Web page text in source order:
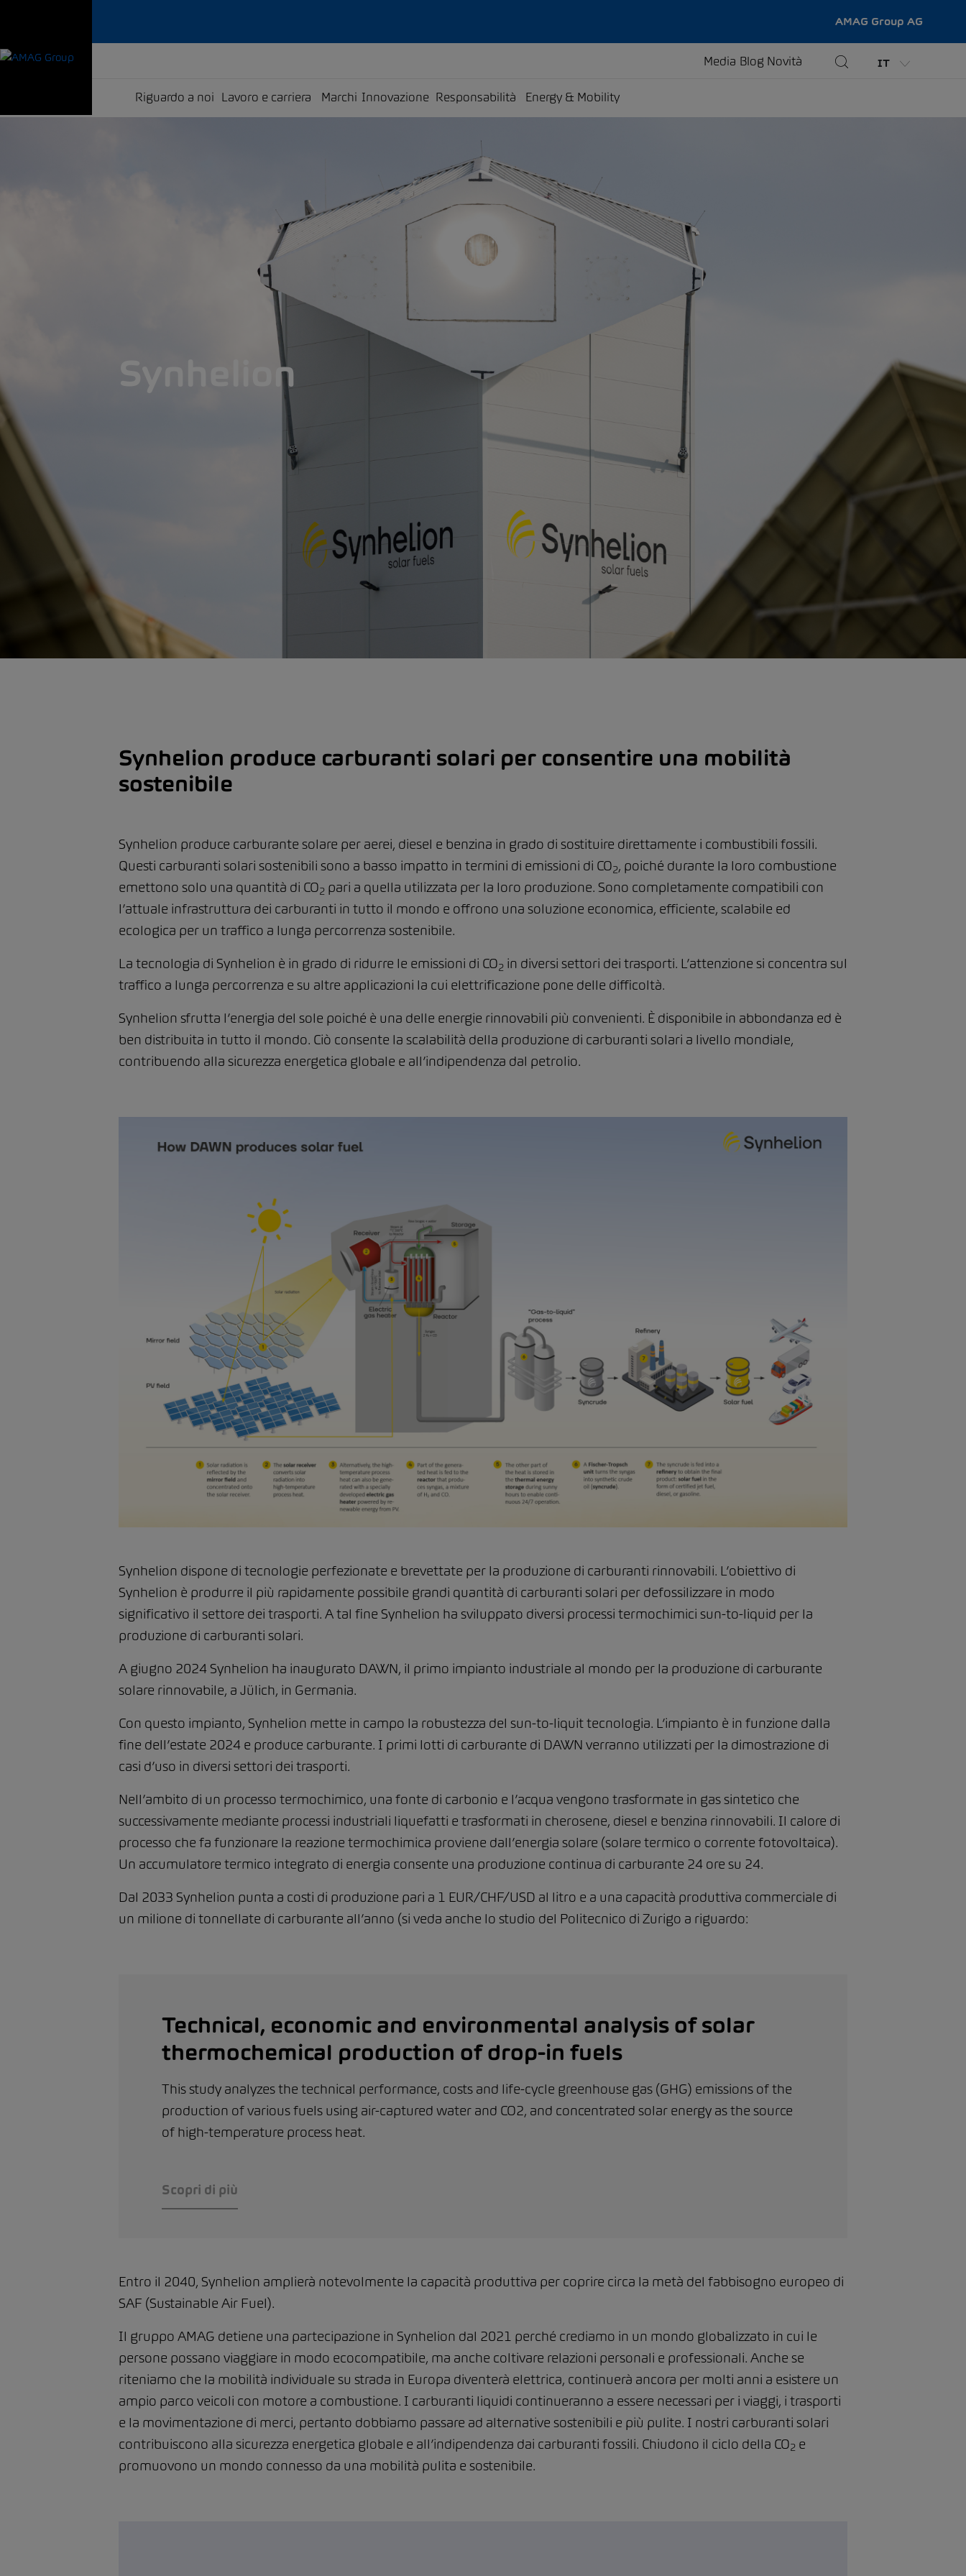
AMAG Group AG
Media Blog Novità IT
Riguardo a noi Lavoro e carriera Marchi Innovazione Responsabilità Energy & Mobility
Synhelion
Synhelion produce carburanti solari per consentire una mobilità
sostenibile
Synhelion produce carburante solare per aerei, diesel e benzina in grado di sostituire direttamente i combustibili fossili.
Questi carburanti solari sostenibili sono a basso impatto in termini di emissioni di CO2, poiché durante la loro combustione
emettono solo una quantità di CO2 pari a quella utilizzata per la loro produzione. Sono completamente compatibili con
l’attuale infrastruttura dei carburanti in tutto il mondo e offrono una soluzione economica, efficiente, scalabile ed
ecologica per un traffico a lunga percorrenza sostenibile.
La tecnologia di Synhelion è in grado di ridurre le emissioni di CO2 in diversi settori dei trasporti. L’attenzione si concentra sul
traffico a lunga percorrenza e su altre applicazioni la cui elettrificazione pone delle difficoltà.
Synhelion sfrutta l’energia del sole poiché è una delle energie rinnovabili più convenienti. È disponibile in abbondanza ed è
ben distribuita in tutto il mondo. Ciò consente la scalabilità della produzione di carburanti solari a livello mondiale,
contribuendo alla sicurezza energetica globale e all’indipendenza dal petrolio.
Synhelion dispone di tecnologie perfezionate e brevettate per la produzione di carburanti rinnovabili. L’obiettivo di
Synhelion è produrre il più rapidamente possibile grandi quantità di carburanti solari per defossilizzare in modo
significativo il settore dei trasporti. A tal fine Synhelion ha sviluppato diversi processi termochimici sun-to-liquid per la
produzione di carburanti solari.
A giugno 2024 Synhelion ha inaugurato DAWN, il primo impianto industriale al mondo per la produzione di carburante
solare rinnovabile, a Jülich, in Germania.
Con questo impianto, Synhelion mette in campo la robustezza del sun-to-liquit tecnologia. L’impianto è in funzione dalla
fine dell’estate 2024 e produce carburante. I primi lotti di carburante di DAWN verranno utilizzati per la dimostrazione di
casi d’uso in diversi settori dei trasporti.
Nell’ambito di un processo termochimico, una fonte di carbonio e l’acqua vengono trasformate in gas sintetico che
successivamente mediante processi industriali liquefatti e trasformati in cherosene, diesel e benzina rinnovabili. Il calore di
processo che fa funzionare la reazione termochimica proviene dall’energia solare (solare termico o corrente fotovoltaica).
Un accumulatore termico integrato di energia consente una produzione continua di carburante 24 ore su 24.
Dal 2033 Synhelion punta a costi di produzione pari a 1 EUR/CHF/USD al litro e a una capacità produttiva commerciale di
un milione di tonnellate di carburante all’anno (si veda anche lo studio del Politecnico di Zurigo a riguardo:
Technical, economic and environmental analysis of solar
thermochemical production of drop-in fuels
This study analyzes the technical performance, costs and life-cycle greenhouse gas (GHG) emissions of the
production of various fuels using air-captured water and CO2, and concentrated solar energy as the source
of high-temperature process heat.
Scopri di più
Entro il 2040, Synhelion amplierà notevolmente la capacità produttiva per coprire circa la metà del fabbisogno europeo di
SAF (Sustainable Air Fuel).
Il gruppo AMAG detiene una partecipazione in Synhelion dal 2021 perché crediamo in un mondo globalizzato in cui le
persone possano viaggiare in modo ecocompatibile, ma anche coltivare relazioni personali e professionali. Anche se
riteniamo che la mobilità individuale su strada in Europa diventerà elettrica, continuerà ancora per molti anni a esistere un
ampio parco veicoli con motore a combustione. I carburanti liquidi continueranno a essere necessari per i viaggi, i trasporti
e la movimentazione di merci, pertanto dobbiamo passare ad alternative sostenibili e più pulite. I nostri carburanti solari
contribuiscono alla sicurezza energetica globale e all’indipendenza dai carburanti fossili. Chiudono il ciclo della CO2 e
promuovono un mondo connesso da una mobilità pulita e sostenibile.